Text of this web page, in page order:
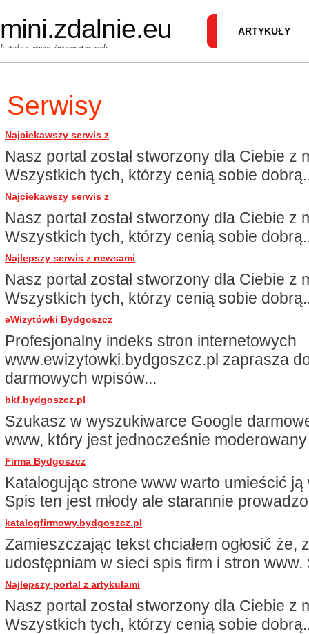
ARTYKUŁY
mini.zdalnie.eu
katalog stron internetowych
Serwisy
Najciekawszy serwis z
Nasz portal został stworzony dla Ciebie z
Wszystkich tych, którzy cenią sobie
Najciekawszy serwis z
Nasz portal został stworzony dla Ciebie z
Wszystkich tych, którzy cenią sobie
Najlepszy serwis z newsami
Nasz portal został stworzony dla Ciebie z
Wszystkich tych, którzy cenią sobie
eWizytówki Bydgoszcz
Profesjonalny indeks stron internetowych
www.ewizytowki.bydgoszcz.pl zaprasza
darmowych wpisów...
bkf.bydgoszcz.pl
Szukasz w wyszukiwarce Google
www, który jest jednocześnie
Firma Bydgoszcz
Katalogując strone www warto umieścić
Spis ten jest młody ale starannie
katalogfirmowy.bydgoszcz.pl
Zamieszczając tekst chciałem ogłosić że,
udostępniam w sieci spis firm i stron www.
Najlepszy portal z artykułami
Nasz portal został stworzony dla Ciebie z
Wszystkich tych, którzy cenią sobie